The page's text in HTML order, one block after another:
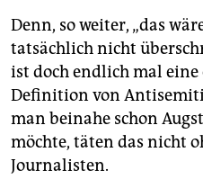
Denn, so weiter, „das
tatsächlich nicht
ist doch endlich mal
Definition von
man beinahe schon
möchte, täten das nicht
Journalisten.